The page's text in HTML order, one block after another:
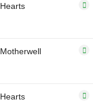
Hearts
Motherwell
Hearts